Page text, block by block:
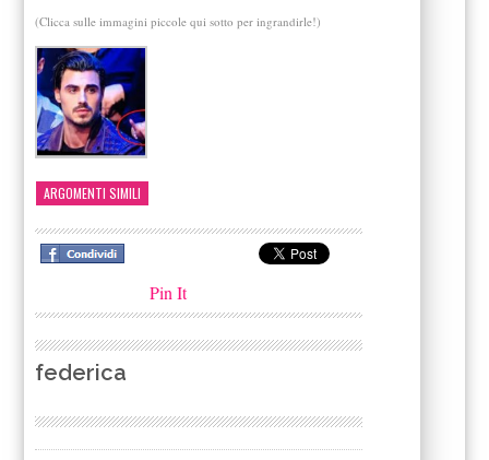
(Clicca sulle immagini piccole qui sotto per ingrandirle!)
ARGOMENTI SIMILI
Pin It
federica